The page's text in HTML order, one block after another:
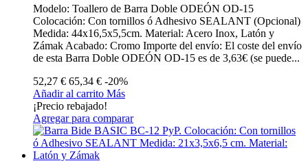
Modelo: Toallero de Barra Doble ODEÓN OD-15
Colocación: Con tornillos ó Adhesivo SEALANT (Opcional)
Medida: 44x16,5x5,5cm. Material: Acero Inox, Latón y
Zámak Acabado: Cromo Importe del envío: El coste del envío
de esta Barra Doble ODEÓN OD-15 es de 3,63€ (se puede...
52,27 € 65,34 € -20%
Añadir al carrito Más
¡Precio rebajado!
Agregar para comparar